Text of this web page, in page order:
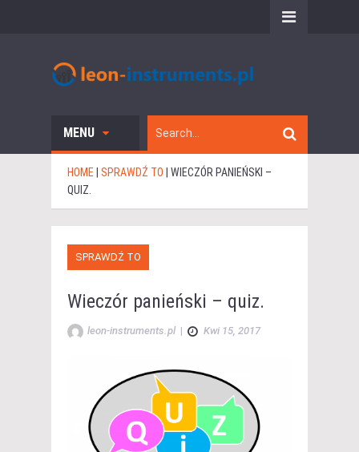
MENU
HOME SPRAWDŹ TO
WIECZÓR PANIEŃSKI –
QUIZ.
SPRAWDŹ TO
Wieczór panieński – quiz.
leon-instruments.pl | Kwi 15, 2017